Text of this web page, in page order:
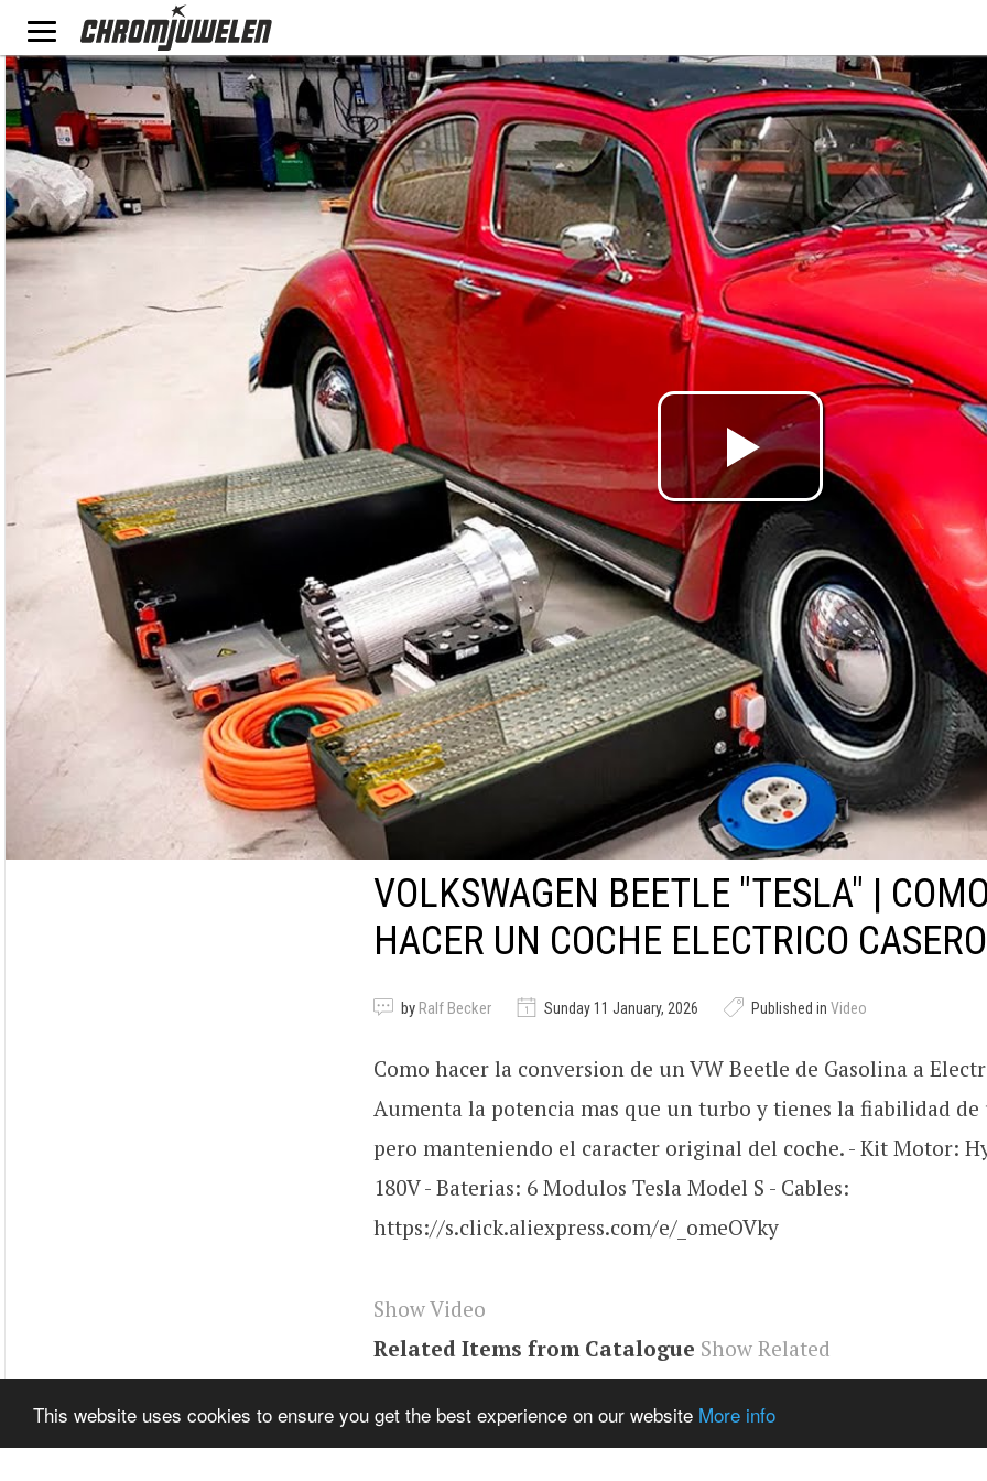
This website uses cookies to ensure you get the best experience on our website More info
VOLKSWAGEN BEETLE "TESLA" |
HACER UN COCHE ELECTRICO CASERO
by Ralf Becker Sunday 11 January, 2026 Published in Video
Como hacer la conversion de un VW Beetle de Gasolina a
Aumenta la potencia mas que un turbo y tienes la fiabilidad de
pero manteniendo el caracter original del coche. - Kit Motor:
180V - Baterias: 6 Modulos Tesla Model S - Cables:
https://s.click.aliexpress.com/e/_omeOVky
Show Video
Related Items from Catalogue Show Related
Tags BUQwb9mbgHg,youtube#video,video